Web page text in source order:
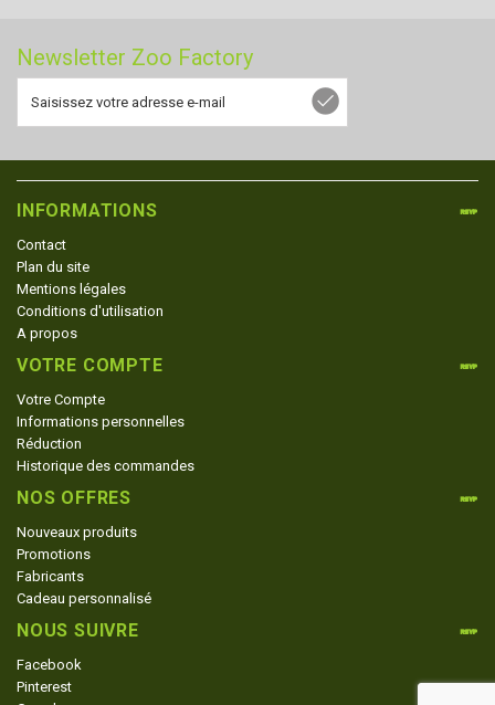
Newsletter Zoo Factory
INFORMATIONS
Contact
Plan du site
Mentions légales
Conditions d'utilisation
A propos
VOTRE COMPTE
Votre Compte
Informations personnelles
Réduction
Historique des commandes
NOS OFFRES
Nouveaux produits
Promotions
Fabricants
Cadeau personnalisé
NOUS SUIVRE
Facebook
Pinterest